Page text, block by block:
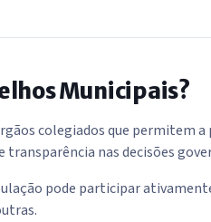
Municipais?
colegiados que
transparência nas decisões
pode participar